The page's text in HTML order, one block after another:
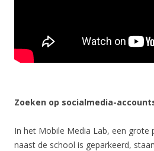
Zoeken op socialmedia-
In het Mobile Media Lab, een grote
naast de school is geparkeerd,